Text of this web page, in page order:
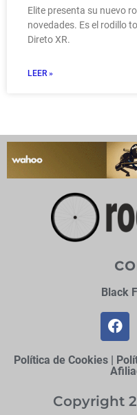
Elite presenta su nuevo
novedades. Es el rodillo
Direto XR.
LEER »
Black
Política de Cookies |
Copyright